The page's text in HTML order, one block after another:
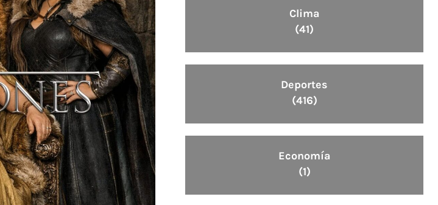
Clima
(41)
Deportes
(416)
Economía
(1)